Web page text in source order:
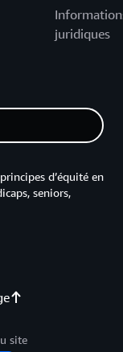
juridiques
d’équité en
seniors,
site